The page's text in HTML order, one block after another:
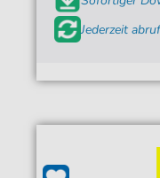
Jederzeit